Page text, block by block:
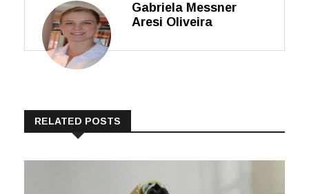
Gabriela Messner
Aresi Oliveira
RELATED POSTS